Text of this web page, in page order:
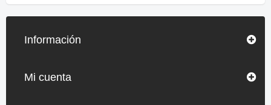
Información
Mi cuenta